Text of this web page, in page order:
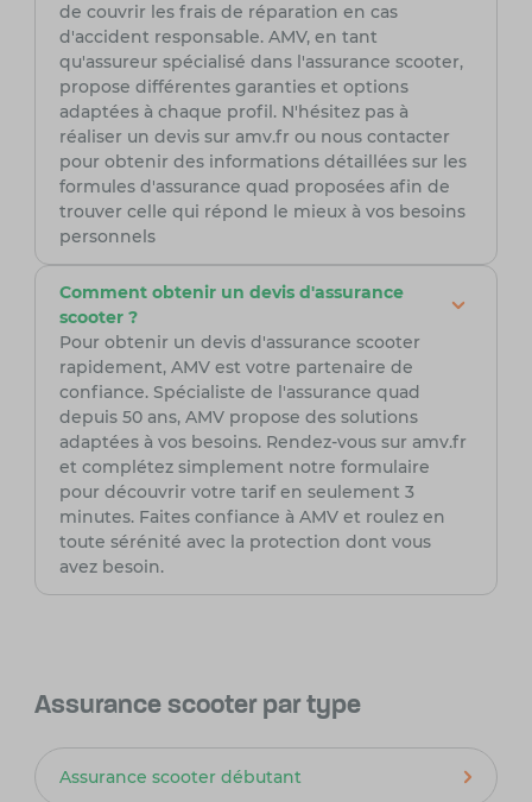
de couvrir les frais de réparation en cas
d'accident responsable. AMV, en tant
qu'assureur spécialisé dans l'assurance scooter,
propose différentes garanties et options
adaptées à chaque profil. N'hésitez pas à
réaliser un devis sur amv.fr ou nous contacter
pour obtenir des informations détaillées sur les
formules d'assurance quad proposées afin de
trouver celle qui répond le mieux à vos besoins
personnels
Comment obtenir un devis d'assurance
scooter ?
Pour obtenir un devis d'assurance scooter
rapidement, AMV est votre partenaire de
confiance. Spécialiste de l'assurance quad
depuis 50 ans, AMV propose des solutions
adaptées à vos besoins. Rendez-vous sur amv.fr
et complétez simplement notre formulaire
pour découvrir votre tarif en seulement 3
minutes. Faites confiance à AMV et roulez en
toute sérénité avec la protection dont vous
avez besoin.
Assurance scooter par type
Assurance scooter débutant